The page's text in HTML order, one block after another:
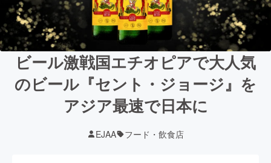
ビール激戦国エチオピアで大人気
のビール『セント・ジョージ』を
アジア最速で日本に
EJAA フード・飲食店